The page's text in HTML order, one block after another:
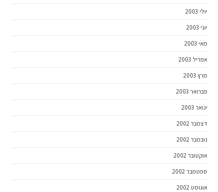
יולי 2003
יוני 2003
מאי 2003
אפריל 2003
מרץ 2003
פברואר 2003
ינואר 2003
דצמבר 2002
נובמבר 2002
אוקטובר 2002
ספטמבר 2002
אוגוסט 2002